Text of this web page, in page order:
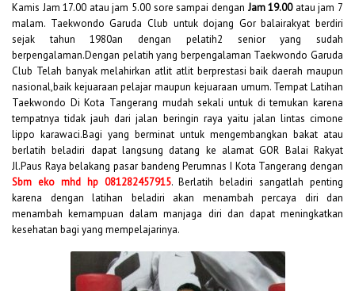
Kamis Jam 17.00 atau jam 5.00 sore sampai dengan Jam 19.00atau jam 7
malam. Taekwondo Garuda Club untuk dojang Gor balairakyat berdiri
sejak tahun 1980an dengan pelatih2 senior yang sudah
berpengalaman.Dengan pelatih yang berpengalaman Taekwondo Garuda
Club Telah banyak melahirkan atlit atlit berprestasi baik daerah maupun
nasional,baik kejuaraan pelajar maupun kejuaraan umum. Tempat Latihan
Taekwondo Di Kota Tangerang mudah sekali untuk di temukan karena
tempatnya tidak jauh dari jalan beringin raya yaitu jalan lintas cimone
lippo karawaci.Bagi yang berminat untuk mengembangkan bakat atau
berlatih beladiri dapat langsung datang ke alamat GOR Balai Rakyat
Jl.Paus Raya belakang pasar bandeng Perumnas I Kota Tangerang dengan
Sbm eko mhd hp 081282457915. Berlatih beladiri sangatlah penting
karena dengan latihan beladiri akan menambah percaya diri dan
menambah kemampuan dalam manjaga diri dan dapat meningkatkan
kesehatan bagi yang mempelajarinya.